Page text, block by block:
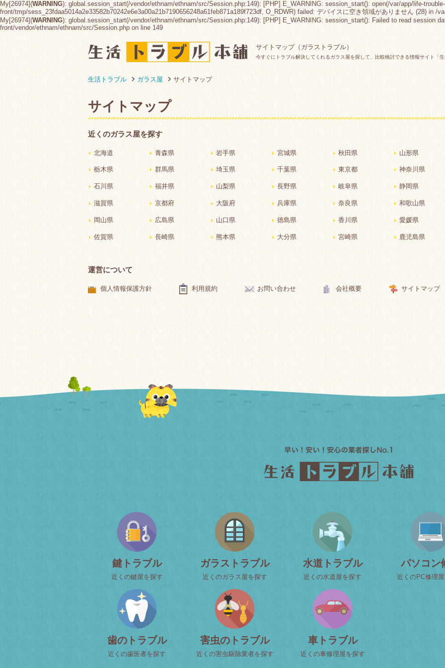
My[26974](WARNING): global.session_start(/vendor/ethnam/ethnam/src/Session.php:149): [PHP] E_WARNING: session_start(): open(/var/app/life-trouble-
front/tmp/sess_23fdaa5014a2e33582b70242e6e3a00a21b7190656248a61feb871a189f723df, O_RDWR) failed: デバイスに空き領域がありません (28) in
My[26974](WARNING): global.session_start(/vendor/ethnam/ethnam/src/Session.php:149): [PHP] E_WARNING: session_start(): Failed to read session
front/vendor/ethnam/ethnam/src/Session.php on line 149
サイトマップ（ガラストラブル）
今すぐにトラブル解決してくれるガラス屋を探して、比較検討できる情報サイト「
生活トラブル ガラス屋 サイトマップ
サイトマップ
近くのガラス屋を探す
北海道 青森県 岩手県 宮城県 秋田県 山形県
栃木県 群馬県 埼玉県 千葉県 東京都 神奈川県
石川県 福井県 山梨県 長野県 岐阜県 静岡県
滋賀県 京都府 大阪府 兵庫県 奈良県 和歌山県
岡山県 広島県 山口県 徳島県 香川県 愛媛県
佐賀県 長崎県 熊本県 大分県 宮崎県 鹿児島県
運営について
個人情報保護方針 利用規約 お問い合わせ 会社概要 サイトマップ
鍵トラブル
近くの鍵屋を探す
ガラストラブル
近くのガラス屋を探す
水道トラブル
近くの水道屋を探す
パソコン
近くのPC修理
歯のトラブル
近くの歯医者を探す
害虫のトラブル
近くの害虫駆除業者を探す
車トラブル
近くの車修理屋を探す